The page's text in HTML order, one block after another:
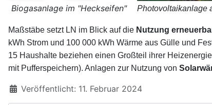
Biogasanlage im "Heckseifen" Photovoltaikanlage
Maßstäbe setzt LN im Blick auf die Nutzung
kWh Strom und 100 000 kWh Wärme aus Gülle und
15 Haushalte beziehen einen Großteil ihrer
mit Pufferspeichern). Anlagen zur Nutzung von
Details
Veröffentlicht: 11. Februar 2024